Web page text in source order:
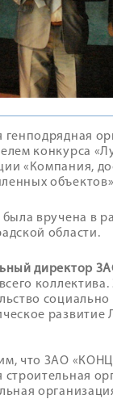
генподрядная
конкурса
«Компания,
была вручена в
области.
директор
развитие
что ЗАО
строительная